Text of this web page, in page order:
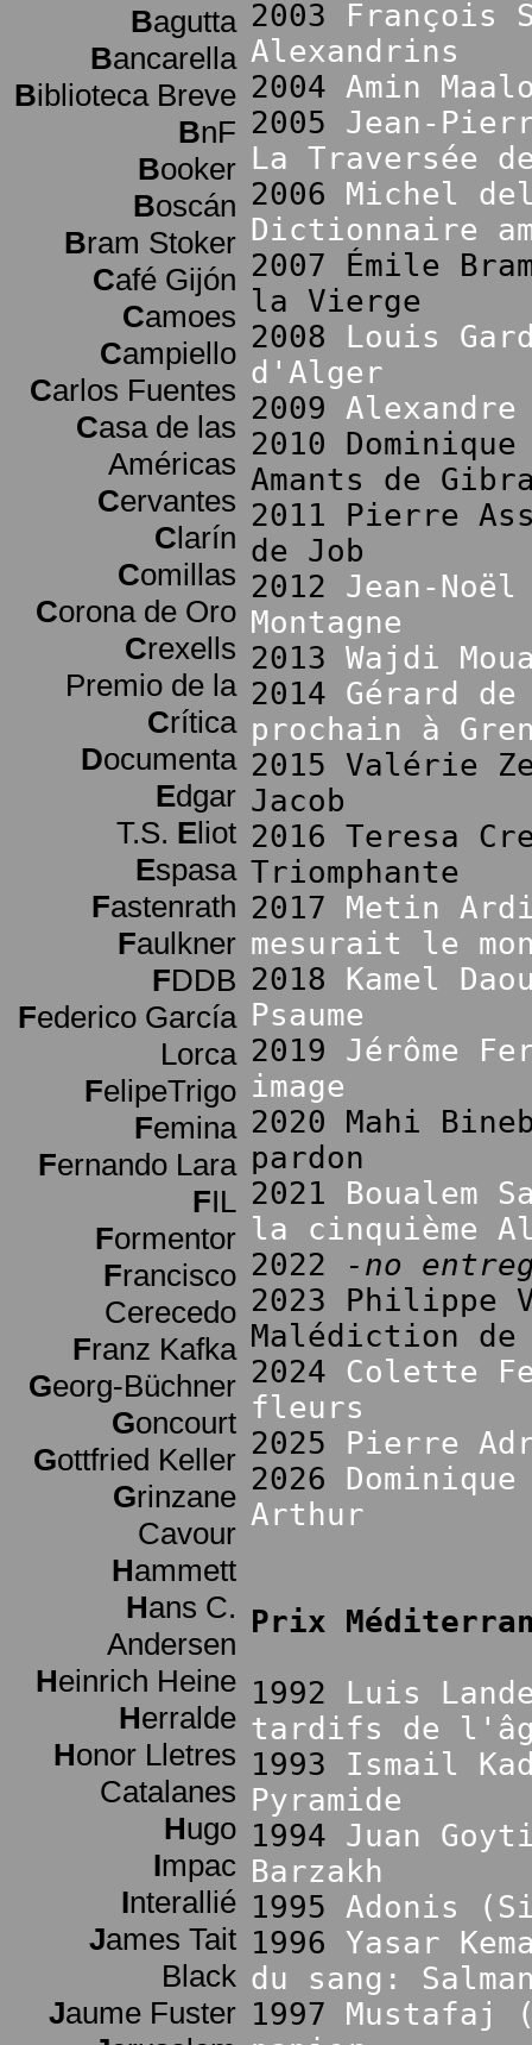
Bagutta
Bancarella
Biblioteca Breve
BnF
Booker
Boscán
Bram Stoker
Café Gijón
Camoes
Campiello
Carlos Fuentes
Casa de las
Américas
Cervantes
Clarín
Comillas
Corona de Oro
Crexells
Premio de la
Crítica
Documenta
Edgar
T.S. Eliot
Espasa
Fastenrath
Faulkner
FDDB
Federico García
Lorca
FelipeTrigo
Femina
Fernando Lara
FIL
Formentor
Francisco
Cerecedo
Franz Kafka
Georg-Büchner
Goncourt
Gottfried Keller
Grinzane
Cavour
Hammett
Hans C.
Andersen
Heinrich Heine
Herralde
Honor Lletres
Catalanes
Hugo
Impac
Interallié
James Tait
Black
Jaume Fuster
2003 François
Alexandrins
2004 Amin
2005 Jean-
La Traversée
2006 Michel
Dictionnaire
2007 Émile
la Vierge
2008 Louis
d'Alger
2009
2010
Amants de
2011 Pierre
de Job
2012 Jean-
Montagne
2013 Wajdi
2014 Gérard
prochain à
2015 Valérie
Jacob
2016 Teresa
Triomphante
2017 Metin
mesurait le
2018 Kamel
Psaume
2019 Jérôme
image
2020 Mahi
pardon
2021 Boualem
la cinquième
2022
-no
2023 Philippe
Malédiction de
2024 Colette
fleurs
2025 Pierre
2026
Arthur
Prix
1992 Luis
tardifs de
1993 Ismail
Pyramide
1994 Juan
Barzakh
1995 Adonis
1996 Yasar
du sang:
1997 Mustafaj